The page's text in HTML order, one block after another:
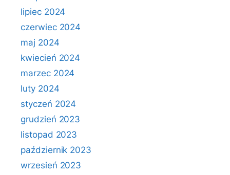
lipiec 2024
czerwiec 2024
maj 2024
kwiecień 2024
marzec 2024
luty 2024
styczeń 2024
grudzień 2023
listopad 2023
październik 2023
wrzesień 2023